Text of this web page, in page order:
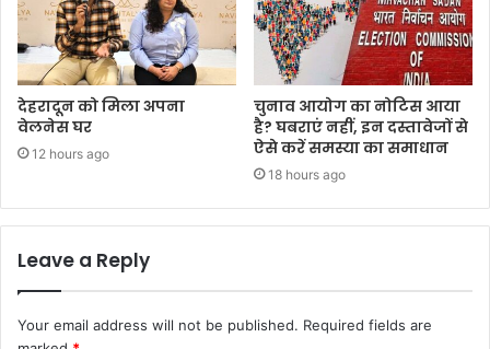
देहरादून को मिला अपना
वेलनेस घर
12 hours ago
चुनाव आयोग का नोटिस आया
है? घबराएं नहीं, इन दस्तावेजों से
ऐसे करें समस्या का समाधान
18 hours ago
Leave a Reply
Your email address will not be published. Required fields are